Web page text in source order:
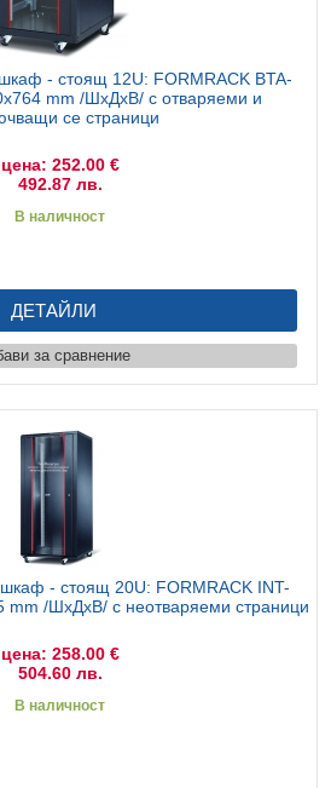
- стоящ 12U: FORMRACK BTA-
mm /ШхДхВ/ с отваряеми и
се страници
цена: 252.00 €
492.87 лв.
В наличност
ДЕТАЙЛИ
за сравнение
- стоящ 20U: FORMRACK INT-
mm /ШхДхВ/ с неотваряеми страници
цена: 258.00 €
504.60 лв.
В наличност